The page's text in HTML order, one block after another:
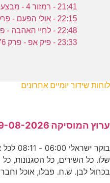
21:41 - רמזור 4 - מבצע בעזה
22:15 - אולי הפעם - פרק 7
22:48 - לחיי האהבה - פרק 41
23:33 - פיק אפ - פרק 76
לוחות שידור יומיים אחרונים
ערוץ המוסיקה 09-08-2026
בוקר
שלו. כל השירים, כל הסגנונות,
בכחול לבן. ש.ח. פבלו, אוכל וחברים 4 - איתי לוי 08:11 -